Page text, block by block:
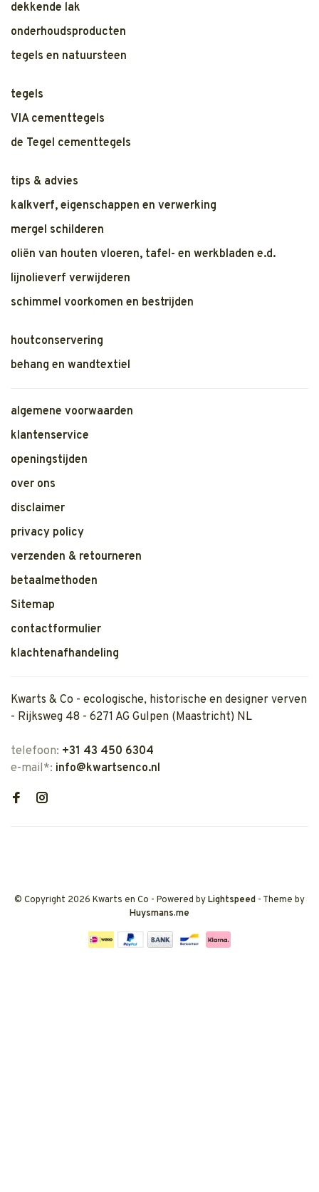
dekkende lak
onderhoudsproducten
tegels en natuursteen
tegels
VIA cementtegels
de Tegel cementtegels
tips & advies
kalkverf, eigenschappen en verwerking
mergel schilderen
oliën van houten vloeren, tafel- en werkbladen e.d.
lijnolieverf verwijderen
schimmel voorkomen en bestrijden
houtconservering
behang en wandtextiel
algemene voorwaarden
klantenservice
openingstijden
over ons
disclaimer
privacy policy
verzenden & retourneren
betaalmethoden
Sitemap
contactformulier
klachtenafhandeling
Kwarts & Co - ecologische, historische en designer verven
- Rijksweg 48 - 6271 AG Gulpen (Maastricht) NL
telefoon: +31 43 450 6304
e-mail*: info@kwartsenco.nl
© Copyright 2026 Kwarts en Co - Powered byLightspeed - Theme by
Huysmans.me